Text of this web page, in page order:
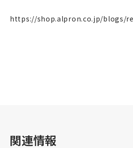
OEM
https://shop.alpron.co.jp/blogs/
関連情報